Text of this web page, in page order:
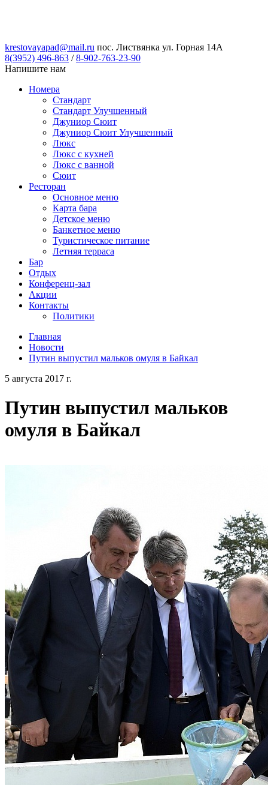
krestovayapad@mail.ru пос. Листвянка ул. Горная 14А
8(3952) 496-863 / 8-902-763-23-90
Напишите нам
Номера
Стандарт
Стандарт Улучшенный
Джуниор Сюит
Джуниор Сюит Улучшенный
Люкс
Люкс с кухней
Люкс с ванной
Сюит
Ресторан
Основное меню
Карта бара
Детское меню
Банкетное меню
Туристическое питание
Летняя терраса
Бар
Отдых
Конференц-зал
Акции
Контакты
Политики
Главная
Новости
Путин выпустил мальков омуля в Байкал
5 августа 2017 г.
Путин выпустил мальков
омуля в Байкал